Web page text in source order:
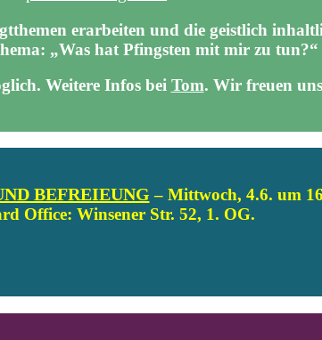
erarbeiten und die geistlich
„Was hat Pfingsten mit mir zu tun?“
Weitere Infos bei Tom. Wir freuen
BEFREIEUNG – Mittwoch, 4.6. um
Office: Winsener Str. 52, 1. OG.